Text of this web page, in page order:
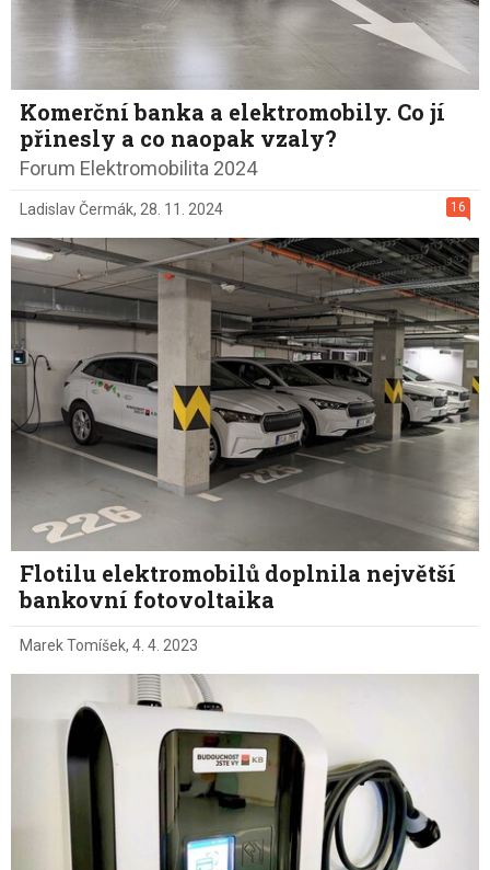
Komerční banka a elektromobily. Co jí
přinesly a co naopak vzaly?
Forum Elektromobilita 2024
16
Ladislav Čermák, 28. 11. 2024
Flotilu elektromobilů doplnila největší
bankovní fotovoltaika
Marek Tomíšek, 4. 4. 2023